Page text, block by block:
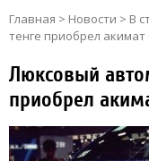
Главная > Новости > В
тенге приобрел
Люксовый
приобрел